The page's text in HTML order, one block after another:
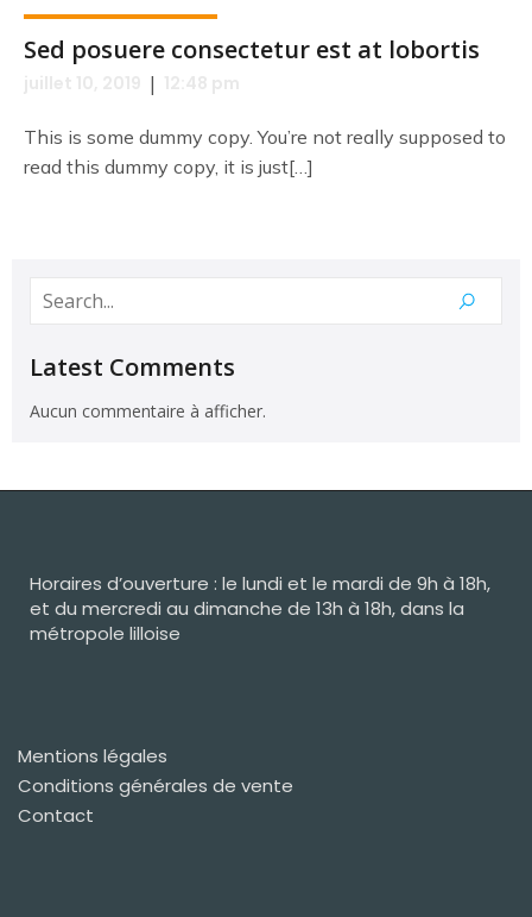
Sed posuere consectetur est at lobortis
|
This is some dummy copy. You’re not really supposed to
read this dummy copy, it is just[…]
Latest Comments
Aucun commentaire à afficher.
Horaires d’ouverture : le lundi et le mardi de 9h à 18h,
et du mercredi au dimanche de 13h à 18h, dans la
métropole lilloise
Mentions légales
Conditions générales de vente
Contact